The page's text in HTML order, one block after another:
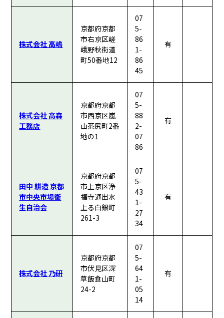
株式会社 高嶋
京都府京都
市右京区嵯
峨野秋街道
町50番地12
07
5-
86
1-
86
45
有
株式会社 高森
工務店
京都府京都
市西京区嵐
山茶尻町2番
地の1
07
5-
88
2-
07
86
有
田中 耕造 京都
市中央市場衛
生自治会
京都府京都
市上京区浄
福寺通出水
上る白銀町
261-3
07
5-
43
1-
27
34
有
株式会社 乃研
京都府京都
市伏見区深
草飯食山町
24-2
07
5-
64
1-
05
14
有